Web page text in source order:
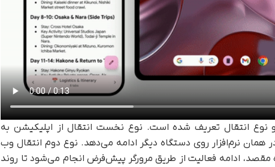
نوع انتقال تعریف شده است. نوع نخست انتقال از اپلیکیشن به
همان نرم‌افزار روی دستگاه دیگر ادامه می‌دهد. نوع دوم انتقال وب
ادامه فعالیت از طریق مرورگر پیش‌فرض انجام می‌شود تا روند